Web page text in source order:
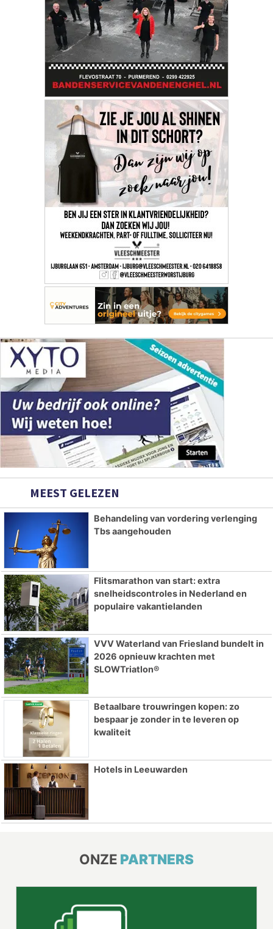
MEEST GELEZEN
Behandeling van vordering verlenging
Tbs aangehouden
Flitsmarathon van start: extra
snelheidscontroles in Nederland en
populaire vakantielanden
VVV Waterland van Friesland bundelt in
2026 opnieuw krachten met
SLOWTriatlon®
Betaalbare trouwringen kopen: zo
bespaar je zonder in te leveren op
kwaliteit
Hotels in Leeuwarden
ONZE PARTNERS